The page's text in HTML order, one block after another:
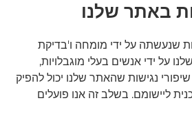
באתר שלנו
שנעשתה על ידי מומחה ו'בדיקת
על ידי אנשים בעלי מוגבלויות,
נגישות שהאתר שלנו יכול להפיק
ליישומם. בשלב זה אנו פועלים